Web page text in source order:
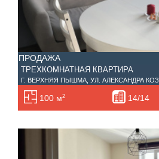
ПРОДАЖА
ТРЕХКОМНАТНАЯ КВАРТИРА
Г. ВЕРХНЯЯ ПЫШМА, УЛ. АЛЕКСАНДРА
100 м2 14/14